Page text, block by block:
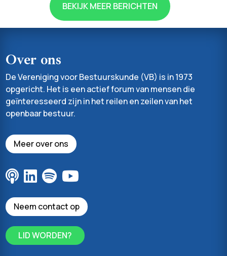
BEKIJK MEER BERICHTEN
Over ons
De Vereniging voor Bestuurskunde (VB) is in 1973
opgericht. Het is een actief forum van mensen die
geïnteresseerd zijn in het reilen en zeilen van het
openbaar bestuur.
Meer over ons
Neem contact op
LID WORDEN?